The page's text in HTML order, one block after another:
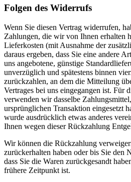
Folgen des Widerrufs
Wenn Sie diesen Vertrag widerrufen,
Zahlungen, die wir von Ihnen erhalten
Lieferkosten (mit Ausnahme der
daraus ergeben, dass Sie eine andere
uns angebotene, günstige
unverzüglich und spätestens binnen
zurückzahlen, an dem die Mitteilung
Vertrages bei uns eingegangen ist. Für
verwenden wir dasselbe
ursprünglichen Transaktion eingesetzt
wurde ausdrücklich etwas anderes
Ihnen wegen dieser Rückzahlung
Wir können die Rückzahlung
zurückerhalten haben oder bis Sie den
dass Sie die Waren zurückgesandt
frühere Zeitpunkt ist.